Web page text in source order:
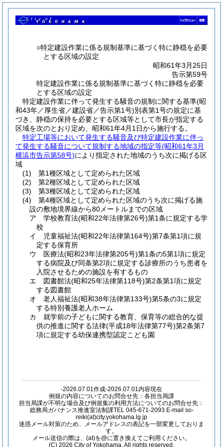
○特定建設作業に係る規制基準に基づく特に静穏を必要
とする区域の設定
昭和61年3月25日
告示第59号
特定建設作業に係る規制基準に基づく特に静穏を必要
とする区域の設定
特定建設作業に伴って発生する騒音の規制に関する基準(昭
和43年／厚生省／建設省／告示第1号)別表第1号の規定に基
づき、静穏の保持を必要とする区域等として市長が指定する
区域を次のとおり定め、昭和61年4月1日から施行する。
特定工場等において発生する騒音及び特定建設作業に伴っ
て発生する騒音について規制する地域の指定等(昭和61年3月
横浜市告示第58号)により指定された地域のうち次に掲げる区
域
(1) 第1種区域として定められた区域
(2) 第2種区域として定められた区域
(3) 第3種区域として定められた区域
(4) 第4種区域として定められた区域のうち次に掲げる施
設の敷地境界線から80メートルまでの区域
ア 学校教育法(昭和22年法律第26号)第1条に規定する学
校
イ 児童福祉法(昭和22年法律第164号)第7条第1項に規
定する保育所
ウ 医療法(昭和23年法律第205号)第1条の5第1項に規定
する病院及び同条第2項に規定する診療所のうち患者を
入院させるための施設を有するもの
エ 図書館法(昭和25年法律第118号)第2条第1項に規定
する図書館
オ 老人福祉法(昭和38年法律第133号)第5条の3に規定
する特別養護老人ホーム
カ 就学前の子どもに関する教育、保育等の総合的な提
供の推進に関する法律(平成18年法律第77号)第2条第7
項に規定する幼保連携型認定こども園
-2026.07.01作成-2026.07.01内容現在
例規の内容についてのお問合せ先：各担当局課
担当局課が不明な場合及び例規集の利用方法についてのお問合せ先：
総務局ガバナンス推進室法制課TEL 045-671-2093 E-mail so-
reiki(at)city.yokohama.lg.jp
迷惑メール対策のため、メールアドレスの表記を一部変更しておりま
す。
メール送信の際は、(at)を@に置き換えてご利用ください。
(C) 2026 City of Yokohama. All rights reserved.